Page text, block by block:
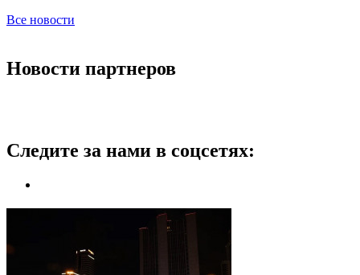
Все новости
Новости партнеров
Следите за нами в соцсетях: